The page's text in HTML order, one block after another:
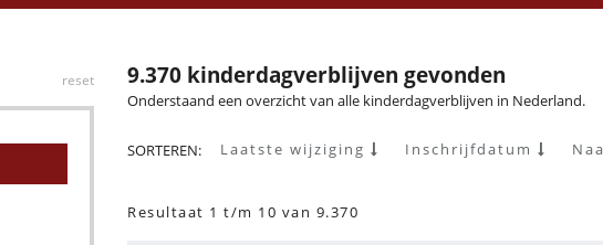
reset 9.370 kinderdagverblijven gevonden
Onderstaand een overzicht van alle kinderdagverblijven in Nederland.
SORTEREN: Laatste wijziging Inschrijfdatum
Resultaat 1 t/m 10 van 9.370